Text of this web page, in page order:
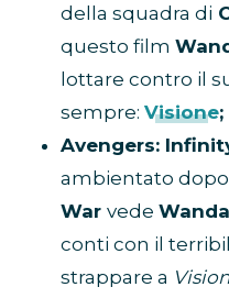
della squadra di
questo film
lottare contro il
sempre: Visione;
Avengers:
ambientato dopo
War vede Wanda
conti con il
strappare a